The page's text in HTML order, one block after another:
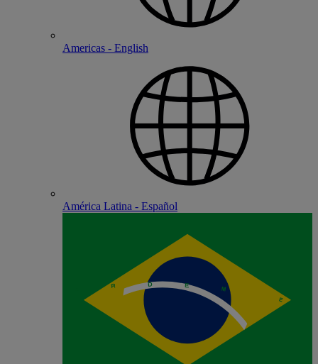
Americas - English
América Latina - Español